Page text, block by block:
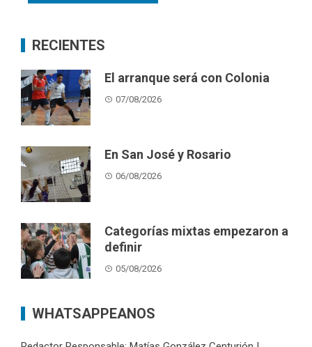
RECIENTES
El arranque será con Colonia
07/08/2026
En San José y Rosario
06/08/2026
Categorías mixtas empezaron a
definir
05/08/2026
WHATSAPPEANOS